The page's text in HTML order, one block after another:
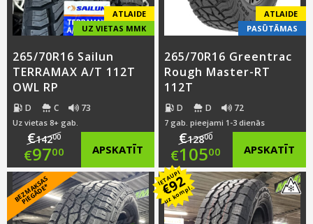
ATLAIDE
UZ VIETAS MMK
265/70R16 Sailun
TERRAMAX A/T 112T
OWL RP
D C 73
Uz vietas 8+ gab.
€14200
Original
price
was:
€9700
Current
price
APSKATĪT
ATLAIDE
PASŪTĀMAS
265/70R16 Greentrac
Rough Master-RT
112T
D D 72
7 gab. pieejami 1-3 dienās
€12800
Original
price
was:
€10500
Current
price
APSKATĪT
B
E
Z
M
A
K
S
A
S
PI
E
G
Ā
D
E
*
IETAUPI
€92
uz kompl.